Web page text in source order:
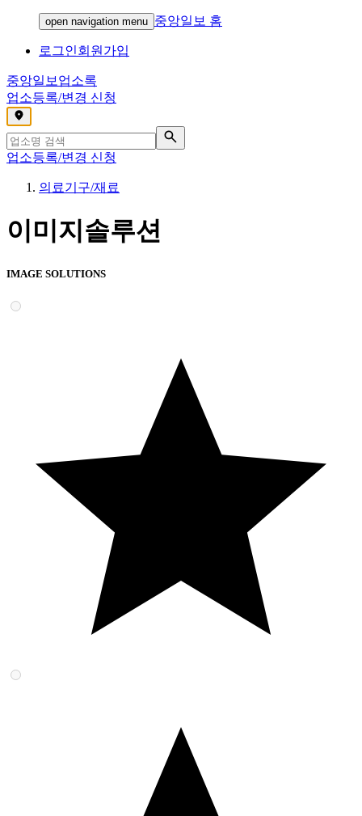
open navigation menu 중앙일보 홈
로그인회원가입
중앙일보 업소록
업소등록/변경 신청
,
업소등록/변경 신청
의료기구/재료
이미지솔루션
IMAGE SOLUTIONS